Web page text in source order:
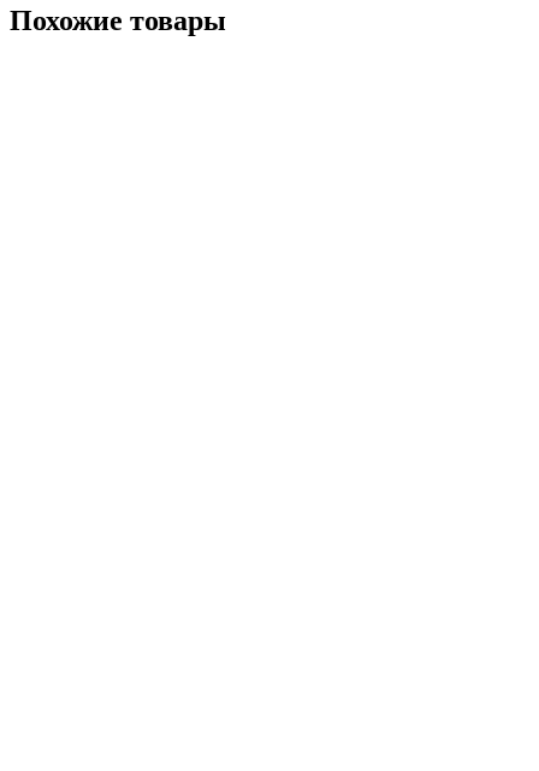
Похожие товары